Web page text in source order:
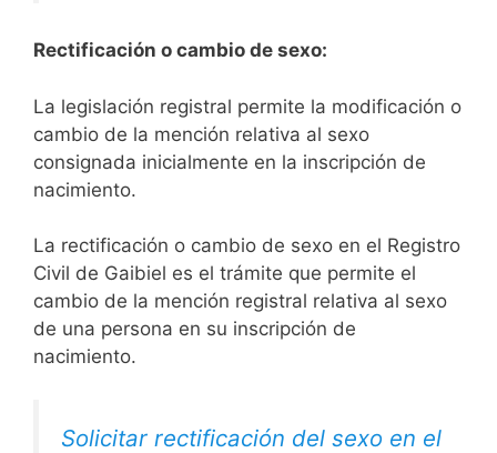
Rectificación o cambio de sexo:
La legislación registral permite la modificación o
cambio de la mención relativa al sexo
consignada inicialmente en la inscripción de
nacimiento.
La rectificación o cambio de sexo en el Registro
Civil de Gaibiel es el trámite que permite el
cambio de la mención registral relativa al sexo
de una persona en su inscripción de
nacimiento.
Solicitar rectificación del sexo en el